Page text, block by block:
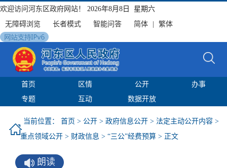
欢迎访问河东区政府网站！
2026年8月8日 星期六
无障碍浏览
长者模式 智能问答 简体 繁体
首页 区情 公开
办事
专题
互动 数据开放
当前位置： 首页 > 公开 > 政府信息公开 > 法定主动公开内容 >
重点领域公开 > 财政信息 > “三公”经费预算 > 正文
朗读